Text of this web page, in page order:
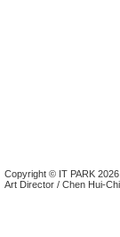
Copyright © IT PARK
Art Director / Chen Hui-